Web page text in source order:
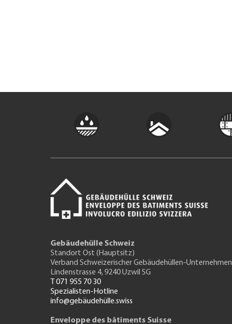
Gebäudehülle Schweiz
Standort Ost (Hauptsitz)
Verband Schweizerischer Gebäudehüllen-Unternehmen
Lindenstrasse 4, 9240 Uzwil SG
T 071 955 70 30
Spezialisten-Hotline
info@gebäudehülle.swiss
Enveloppe des bâtiments Suisse